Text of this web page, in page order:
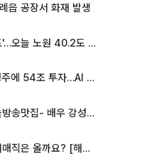
읍 공장서 화재 발생
늘 노원 40.2도 기록
SK하이닉스, 용인·청주에 54조 투자…AI 메모리 생산기지 키운다
'2TV 생생정보' 오늘방송맛집- 배우 강성진 단골! 쌀국수ㆍ푸팟퐁 커리 맛집 '블○○○'
입추매직 '불발', 처서매직은 올까요? [해시태그]